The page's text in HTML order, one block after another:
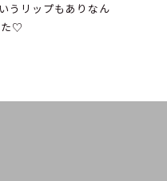
うリップもありなん
た♡